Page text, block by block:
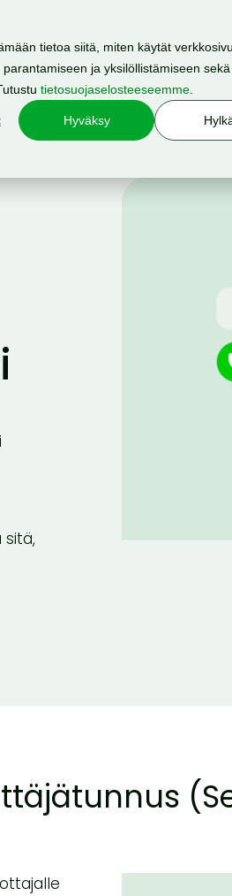
tietoa siitä, miten käytät
ja yksilöllistämiseen
tietosuojaselosteeseemme
Hyväksy
Hinnasto Meistä